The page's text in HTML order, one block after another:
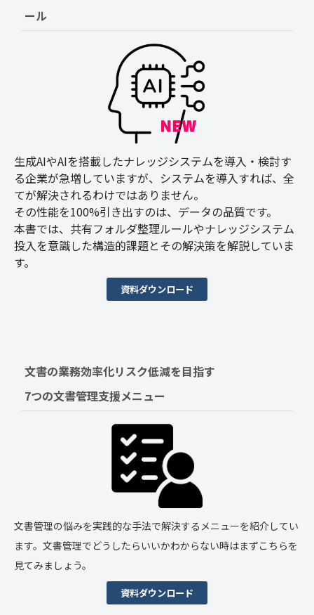
ール
生成AIやAIを搭載したナレッジシステムを導入・検討す
る企業が急増していますが、システムを導入すれば、全
てが解決されるわけではありません。
その性能を100%引き出すのは、データの品質です。
本書では、共有フォルダ整理ルールやナレッジシステム
投入を意識した構造的課題とその解決策を解説していま
す。
資料ダウンロード
文書の業務効率化リスク低減を目指す
7つの文書管理支援メニュー
文書管理の悩みを実践的な手法で解決するメニューを紹介してい
ます。文書管理でどうしたらいいかわからない時はまずこちらを
見てみましょう。
資料ダウンロード